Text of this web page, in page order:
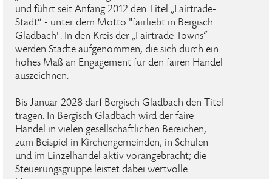
und führt seit Anfang 2012 den Titel „Fairtrade-
Stadt“ - unter dem Motto "fairliebt in Bergisch
Gladbach". In den Kreis der „Fairtrade-Towns“
werden Städte aufgenommen, die sich durch ein
hohes Maß an Engagement für den fairen Handel
auszeichnen.
Bis Januar 2028 darf Bergisch Gladbach den Titel
tragen. In Bergisch Gladbach wird der faire
Handel in vielen gesellschaftlichen Bereichen,
zum Beispiel in Kirchengemeinden, in Schulen
und im Einzelhandel aktiv vorangebracht; die
Steuerungsgruppe leistet dabei wertvolle